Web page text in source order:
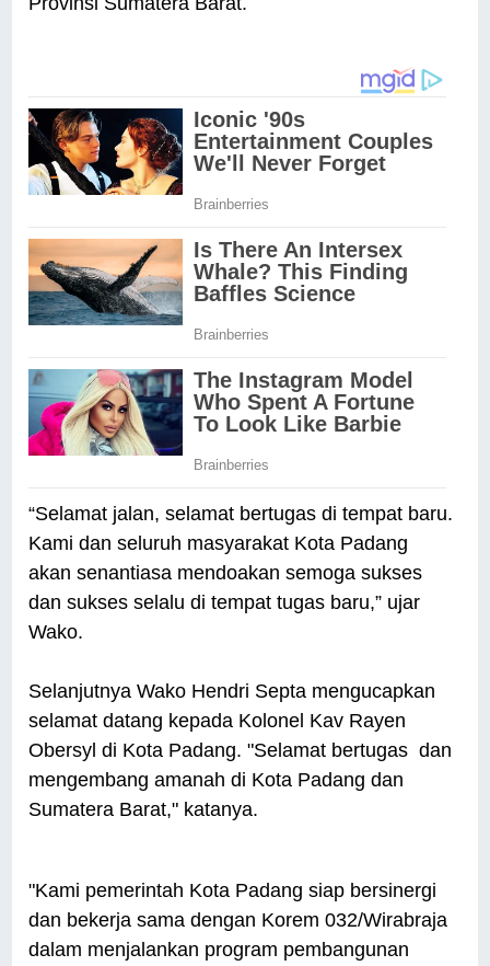
“Selamat jalan, selamat bertugas di tempat baru.
Kami dan seluruh masyarakat Kota Padang
akan senantiasa mendoakan semoga sukses
dan sukses selalu di tempat tugas baru,” ujar
Wako.
Selanjutnya Wako Hendri Septa mengucapkan
selamat datang kepada Kolonel Kav Rayen
Obersyl di Kota Padang. "Selamat bertugas dan
mengembang amanah di Kota Padang dan
Sumatera Barat," katanya.
"Kami pemerintah Kota Padang siap bersinergi
dan bekerja sama dengan Korem 032/Wirabraja
dalam menjalankan program pembangunan